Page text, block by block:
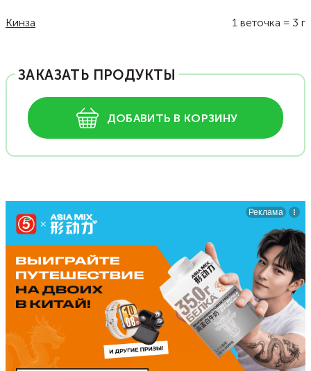
Кинза 1 веточка = 3 г
ЗАКАЗАТЬ ПРОДУКТЫ
ДОБАВИТЬ В КОРЗИНУ